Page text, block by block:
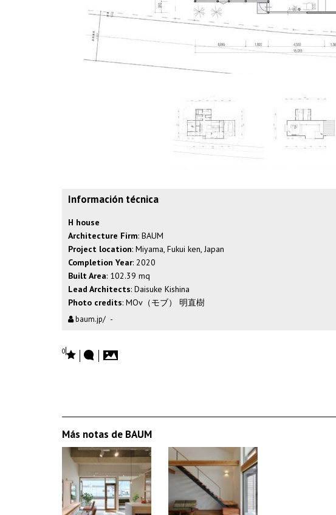
Información técnica
H house
Architecture Firm: BAUM
Project location: Miyama, Fukui ken, Japan
Completion Year: 2020
Built Area: 102.39 mq
Lead Architects: Daisuke Kishina
Photo credits: MOv（モブ） 明直樹
baum.jp/ -
0
Más notas de BAUM